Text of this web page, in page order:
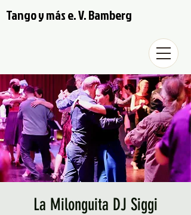
Tango y más e. V. Bamberg
La Milonguita DJ Siggi